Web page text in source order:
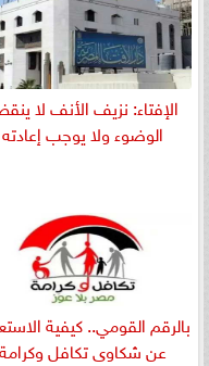
الإفتاء: نزيف الأنف لا
الوضوء ولا يوجب إعادته
بالرقم القومي.. كيفية
عن شكاوى تكافل وكرامة